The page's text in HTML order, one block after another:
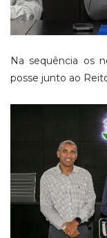
Na sequência os
posse junto ao